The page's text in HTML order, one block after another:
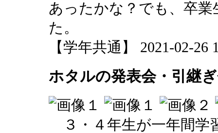
あったかな？でも、卒
た。
【学年共通】 2021-02-26
ホタルの発表会・引継
３・４年生が一年間学